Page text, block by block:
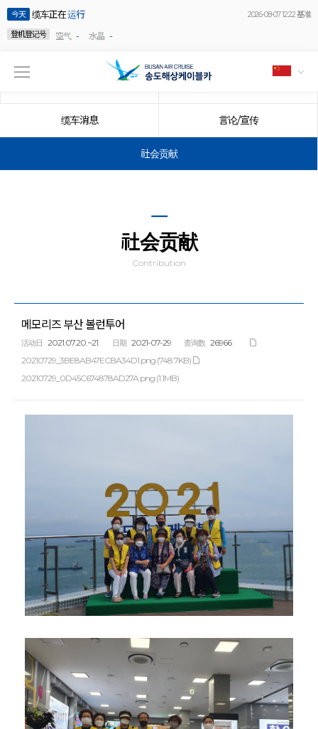
今天 缆车正在运行
2026-08-07 12:22 基准
登机登记号
空气 - 水晶 -
缆车消息 言论/宣传
社会贡献
社会贡献
Contribution
메모리즈 부산 볼런투어
活动日 2021.07.20.~21. 日期 2021-07-29 查询数
26966
20210729_3BE8AB47ECBA34D1.png (748.7KB)
20210729_0D45C674878AD27A.png (1.1MB)